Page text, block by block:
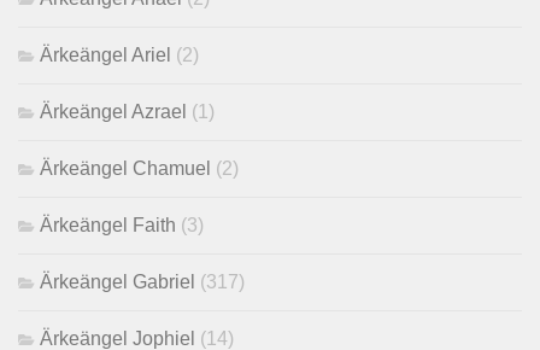
Ärkeängel Ariel (2)
Ärkeängel Azrael (1)
Ärkeängel Chamuel (2)
Ärkeängel Faith (3)
Ärkeängel Gabriel (317)
Ärkeängel Jophiel (14)